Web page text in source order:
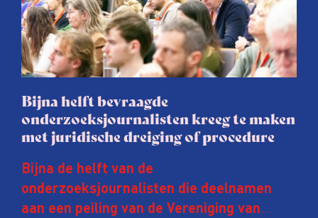
Bijna helft bevraagde
onderzoeksjournalisten kreeg te maken
met juridische dreiging of procedure
Bijna de helft van de
onderzoeksjournalisten die deelnamen
aan een peiling van de Vereniging van